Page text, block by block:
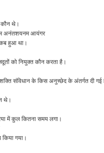
कौन थे।
अनंतशयनम आयंगर
हुआ था।
को नियुक्त कौन करता है।
शक्ति संविधान के किस अनुच्छेद के अंतर्गत दी गई
थे।
में कुल कितना समय लगा।
गया।